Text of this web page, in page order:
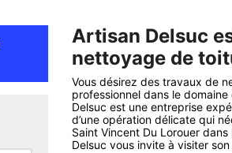
Artisan Delsuc
nettoyage de
Vous désirez des travaux de
professionnel dans le
Delsuc est une entreprise
d’une opération délicate qui
Saint Vincent Du Lorouer
Delsuc vous invite à visiter